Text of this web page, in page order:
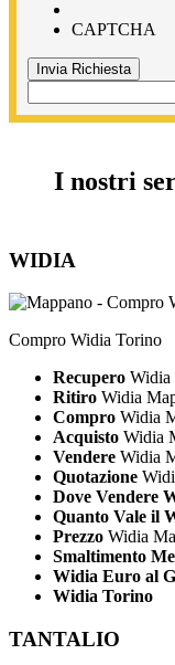
CAPTCHA
I nostri
WIDIA
Compro Widia Torino
Recupero Widia
Ritiro Widia
Compro Widia
Acquisto Widia
Vendere Widia
Quotazione
Dove Vendere
Quanto Vale il
Prezzo Widia
Smaltimento
Widia Euro al
Widia Torino
TANTALIO